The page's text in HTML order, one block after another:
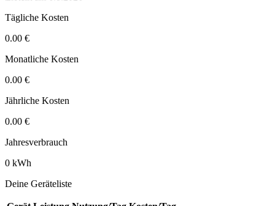
Tägliche Kosten
0.00 €
Monatliche Kosten
0.00 €
Jährliche Kosten
0.00 €
Jahresverbrauch
0 kWh
Deine Geräteliste